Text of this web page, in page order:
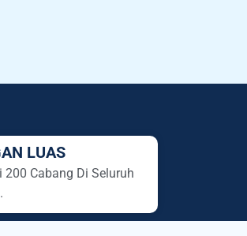
LUAS
200 Cabang Di Seluruh